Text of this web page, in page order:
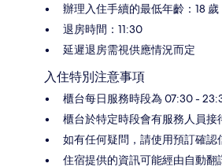
辦理入住手續的最低年齡：18 歲
退房時間：11:30
延遲退房需視供應情況而定
入住特別注意事項
櫃台每日服務時段為 07:30 -
櫃台於特定時段會有服務人員接
如有任何疑問，請使用預訂確
住宿提供的資訊可能經由自動翻